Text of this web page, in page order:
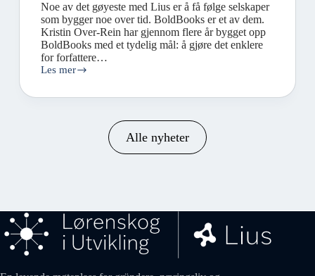
Noe av det gøyeste med Lius er å få følge selskaper
som bygger noe over tid. BoldBooks er et av dem.
Kristin Over-Rein har gjennom flere år bygget opp
BoldBooks med et tydelig mål: å gjøre det enklere
for forfattere…
Les mer
Alle nyheter